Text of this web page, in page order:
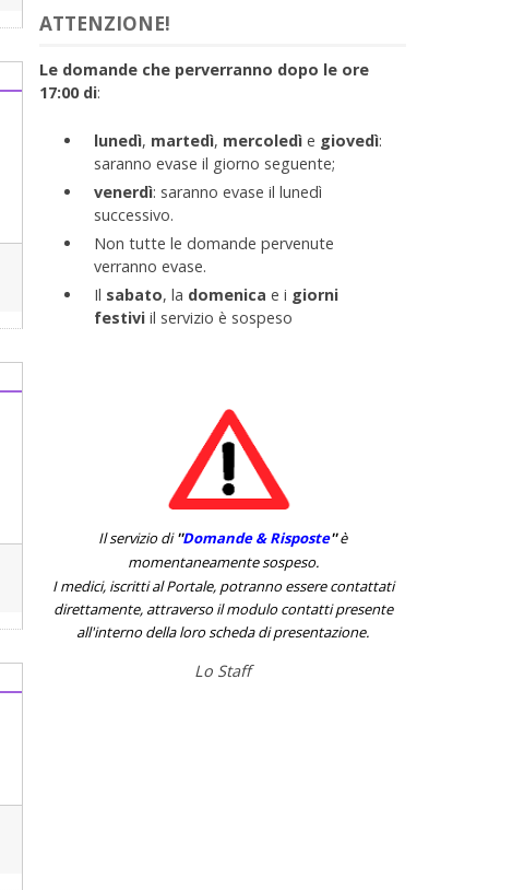
ATTENZIONE!
Le domande che perverranno dopo le ore
17:00 di:
lunedì, martedì, mercoledì e giovedì:
saranno evase il giorno seguente;
venerdì: saranno evase il lunedì
successivo.
Non tutte le domande pervenute
verranno evase.
Il sabato, la domenica e i giorni
festiviil servizio è sospeso
Il servizio di''Domande & Risposte''è
momentaneamente sospeso.
I medici, iscritti al Portale, potranno essere contattati
direttamente, attraverso il modulo contatti presente
all'interno della loro scheda di presentazione.
Lo Staff